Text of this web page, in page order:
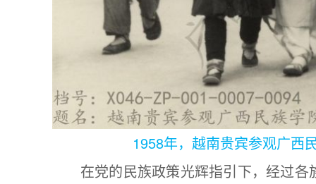
1958年，越南贵宾参观广西
在党的民族政策光辉指引下，经过